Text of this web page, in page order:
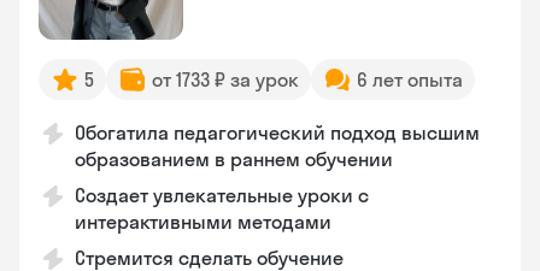
5 от 1733 ₽ за урок 6 лет опыта
Обогатила педагогический подход высшим
образованием в раннем обучении
Создает увлекательные уроки с
интерактивными методами
Стремится сделать обучение